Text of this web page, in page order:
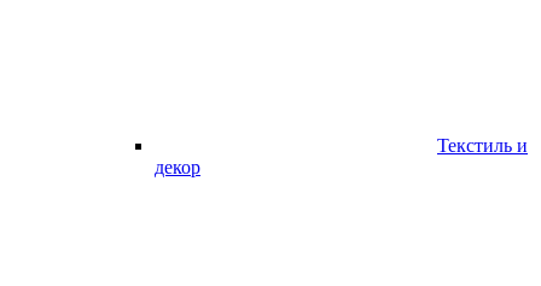
Текстиль и
декор